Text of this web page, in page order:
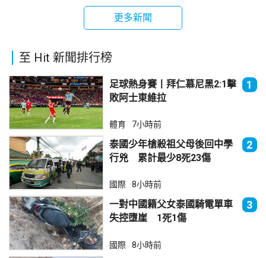
更多新聞
至 Hit 新聞排行榜
足球熱身賽丨拜仁慕尼黑2:1擊
敗阿士東維拉
1
體育 7小時前
泰國少年槍殺祖父母後回中學
行兇 累計最少8死23傷
2
國際 8小時前
一對中國籍父女泰國騎電單車
失控墮崖 1死1傷
3
國際 8小時前